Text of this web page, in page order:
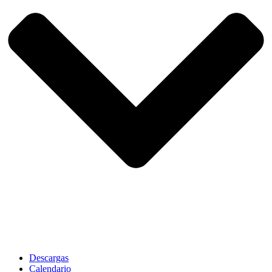
Descargas
Calendario